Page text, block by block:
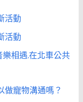
活動
活動
相遇.在北車公共
寵物溝通嗎？